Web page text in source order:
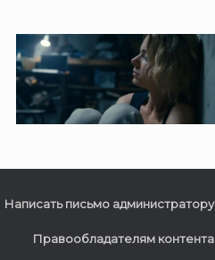
Написать письмо администратору
Правообладателям контента